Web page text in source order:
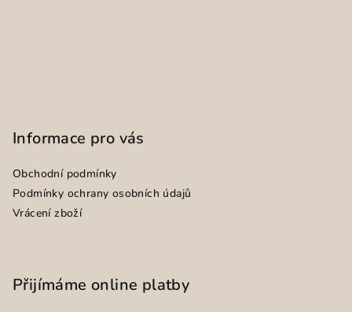
Informace pro vás
Obchodní podmínky
Podmínky ochrany osobních údajů
Vrácení zboží
Přijímáme online platby